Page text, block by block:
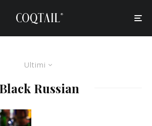
Ultimi
Black Russian